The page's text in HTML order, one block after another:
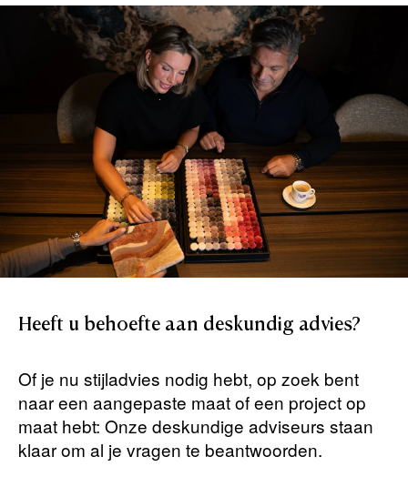
Heeft u behoefte aan deskundig advies?
Of je nu stijladvies nodig hebt, op zoek bent
naar een aangepaste maat of een project op
maat hebt: Onze deskundige adviseurs staan ​​
klaar om al je vragen te beantwoorden.